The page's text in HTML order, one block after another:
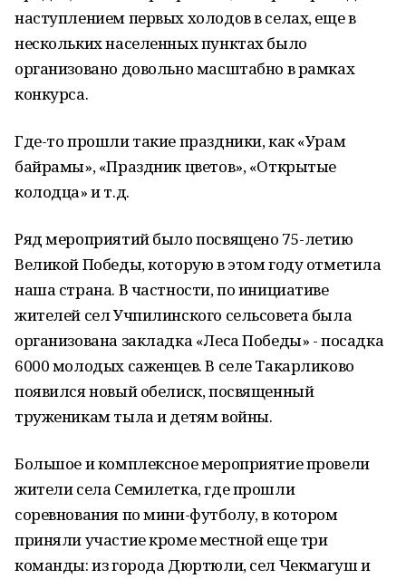
наступлением первых холодов в селах, еще в
нескольких населенных пунктах было
организовано довольно масштабно в рамках
конкурса.
Где-то прошли такие праздники, как «Урам
байрамы», «Праздник цветов», «Открытые
колодца» и т.д.
Ряд мероприятий было посвящено 75-летию
Великой Победы, которую в этом году отметила
наша страна. В частности, по инициативе
жителей сел Учпилинского сельсовета была
организована закладка «Леса Победы» - посадка
6000 молодых саженцев. В селе Такарликово
появился новый обелиск, посвященный
труженикам тыла и детям войны.
Большое и комплексное мероприятие провели
жители села Семилетка, где прошли
соревнования по мини-футболу, в котором
приняли участие кроме местной еще три
команды: из города Дюртюли, сел Чекмагуш и